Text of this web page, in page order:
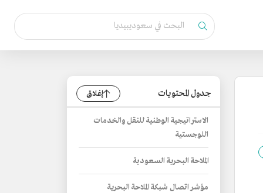
جدول المحتويات إغلاق
الاستراتيجية الوطنية للنقل والخدمات
اللوجستية
الملاحة البحرية السعودية
مؤشر اتصال شبكة الملاحة البحرية